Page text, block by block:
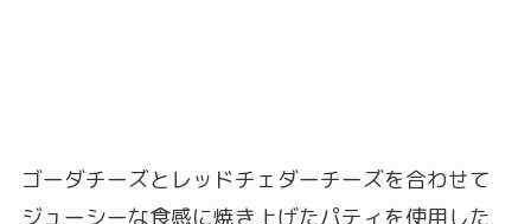
ゴーダチーズとレッドチェダーチーズを合わせて
ジューシーな食感に焼き上げたパティを使用した